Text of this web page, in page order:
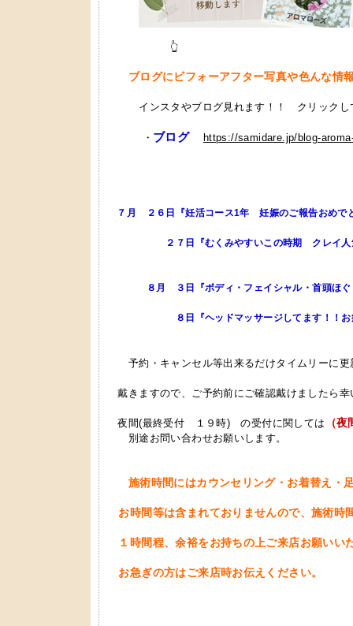
👆
ブログにビフォーアフター写真や色んな情
インスタやブログ見れます！！ クリックし
・ ブログ https://samidare.jp/blog-
７月 ２６日『妊活コース1年 妊娠のご報告おめで
２７日『むくみやすいこの時期 クレイ人
８月 ３日『ボディ・フェイシャル・首頭ほぐ
８日『ヘッドマッサージしてます！！お疲
予約・キャンセル等出来るだけタイムリーに更
戴きますので、ご予約前にご確認戴けましたら幸
夜間(最終受付 １９時) の受付に関しては （
別途お問い合わせお願いします。
施術時間にはカウンセリング・お着替え・
お時間等は含まれておりませんので、施術時
１時間程、余裕をお持ちの上ご来店お願いい
お急ぎの方はご来店時お伝えください。